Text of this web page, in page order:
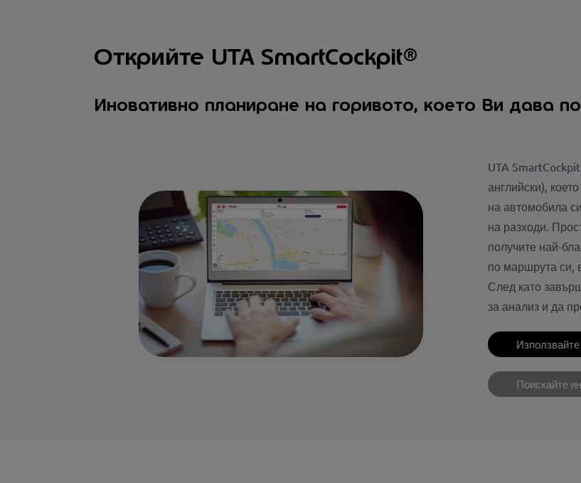
Открийте UTA SmartCockpit®
Иновативно планиране на горивото, което Ви дава
UTA
английски),
на автомобила
на разходи.
получите най-
по маршрута си,
След като
за анализ и да
Поискайте